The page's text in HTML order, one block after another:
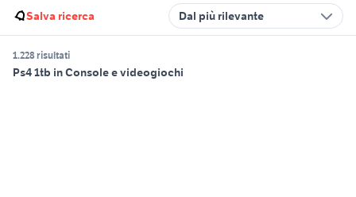
Salva ricerca Dal più rilevante
1.228 risultati
Ps4 1tb in Console e videogiochi